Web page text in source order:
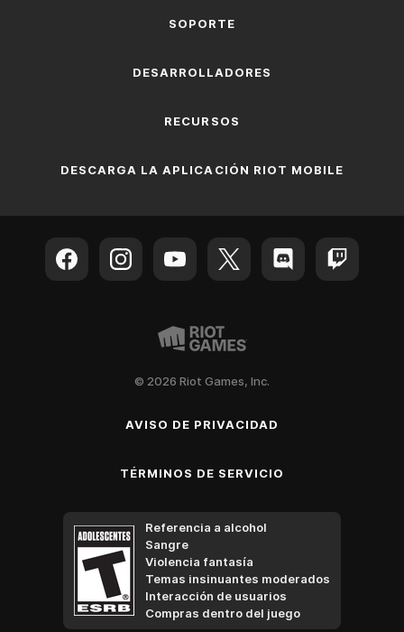
SOPORTE
DESARROLLADORES
RECURSOS
DESCARGA LA APLICACIÓN RIOT MOBILE
© 2026 Riot Games, Inc.
AVISO DE PRIVACIDAD
TÉRMINOS DE SERVICIO
Referencia a alcohol
Sangre
Violencia fantasía
Temas insinuantes moderados
Interacción de usuarios
Compras dentro del juego